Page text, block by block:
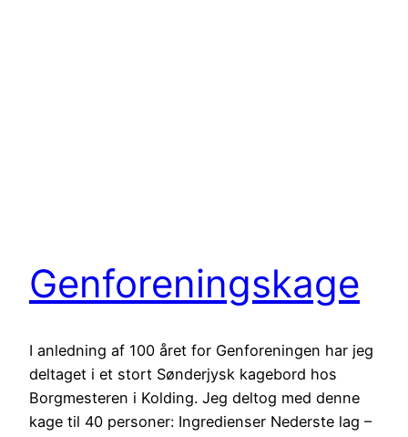
Genforeningskage
I anledning af 100 året for Genforeningen har jeg
deltaget i et stort Sønderjysk kagebord hos
Borgmesteren i Kolding. Jeg deltog med denne
kage til 40 personer: Ingredienser Nederste lag –